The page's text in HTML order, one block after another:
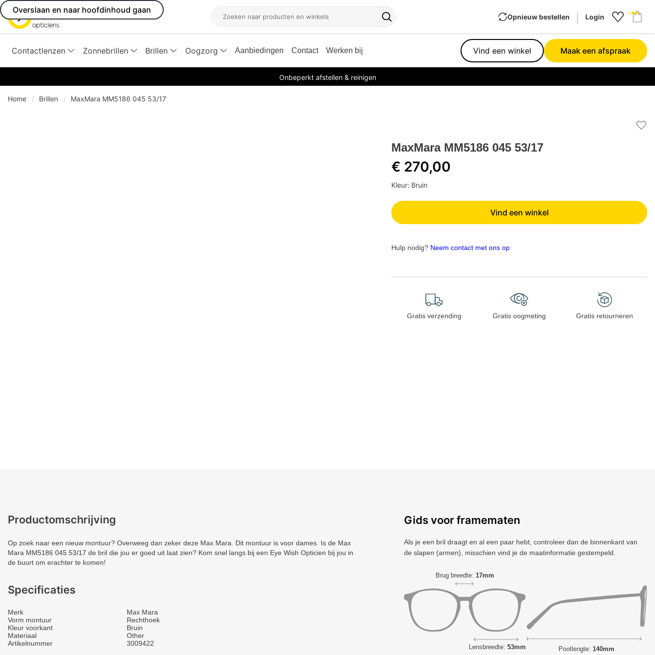
Overslaan en naar hoofdinhoud gaan
Zoeken
Zoekknop
Opnieuw bestellen Login
Contactlenzen Zonnebrillen Brillen Oogzorg Aanbiedingen Contact Werken bij Vind een winkel Maak een afspraak
Onbeperkt afstellen & reinigen
Home Brillen MaxMara MM5186 045 53/17
MaxMara MM5186 045 53/17
€ 270,00
Kleur: Bruin
Vind een winkel
Hulp nodig? Neem contact met ons op
Gratis verzending Gratis oogmeting Gratis retourneren
Productomschrijving
Op zoek naar een nieuw montuur? Overweeg dan zeker deze Max Mara. Dit montuur is voor dames. Is de Max
Mara MM5186 045 53/17 de bril die jou er goed uit laat zien? Kom snel langs bij een Eye Wish Opticien bij jou in
de buurt om erachter te komen!
Specificaties
Merk
Max Mara
Vorm montuur
Rechthoek
Kleur voorkant
Bruin
Materiaal
Other
Artikelnummer
3009422
Gids voor framematen
Als je een bril draagt ​​en al een paar hebt, controleer dan de binnenkant van
de slapen (armen), misschien vind je de maatinformatie gestempeld.
Brug breedte: 17mm
Lensbreedte: 53mm Pootlengte: 140mm